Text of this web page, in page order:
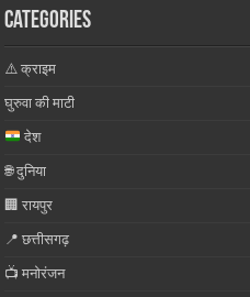
Categories
⚠️ क्राइम
घुरुवा की माटी
देश
🌐 दुनिया
🏢 रायपुर
📍 छत्तीसगढ़
📺 मनोरंजन